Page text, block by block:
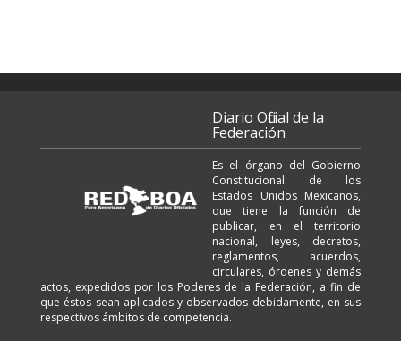
Diario Oficial de la
Federación
Es el órgano del Gobierno
Constitucional de los
Estados Unidos Mexicanos,
que tiene la función de
publicar, en el territorio
nacional, leyes, decretos,
reglamentos, acuerdos,
circulares, órdenes y demás
actos, expedidos por los Poderes de la Federación, a fin de
que éstos sean aplicados y observados debidamente, en sus
respectivos ámbitos de competencia.